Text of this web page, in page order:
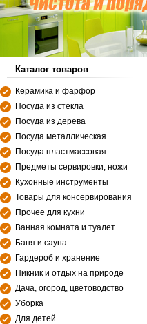
Каталог товаров
Керамика и фарфор
Посуда из стекла
Посуда из дерева
Посуда металлическая
Посуда пластмассовая
Предметы сервировки, ножи
Кухонные инструменты
Товары для консервирования
Прочее для кухни
Ванная комната и туалет
Баня и сауна
Гардероб и хранение
Пикник и отдых на природе
Дача, огород, цветоводство
Уборка
Для детей